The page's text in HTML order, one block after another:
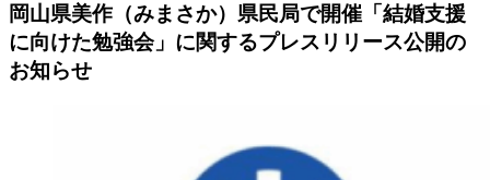
岡山県美作（みまさか）県民局で開催「結婚支援
に向けた勉強会」に関するプレスリリース公開の
お知らせ